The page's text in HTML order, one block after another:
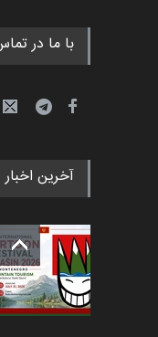
با ما در
آخرین اخبار